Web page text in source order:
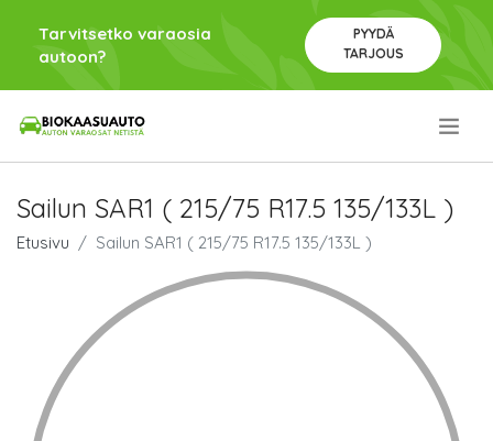
Tarvitsetko varaosia
autoon?
PYYDÄ
TARJOUS
Sailun SAR1 ( 215/75 R17.5 135/133L )
Etusivu Sailun SAR1 ( 215/75 R17.5 135/133L )